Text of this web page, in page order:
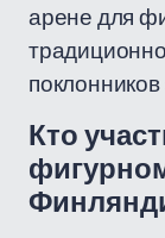
арене для
Кто